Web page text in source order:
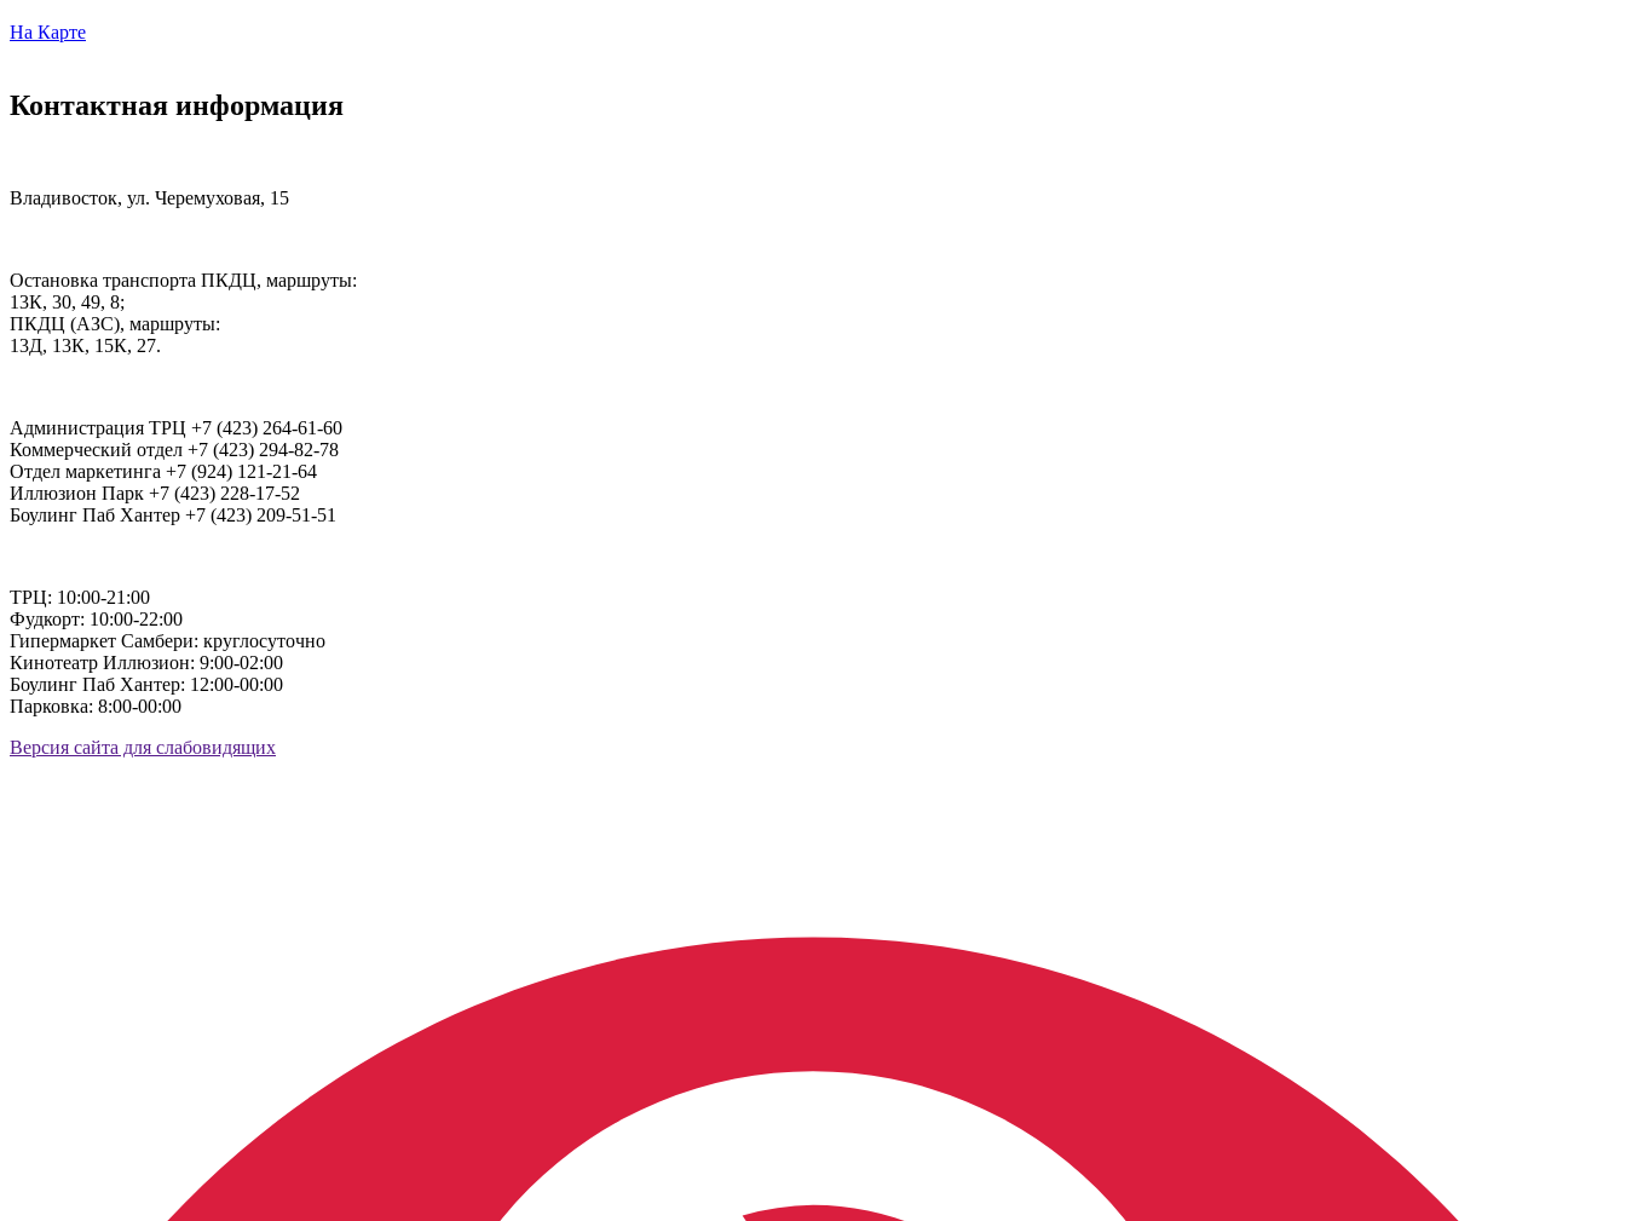
На Карте
Контактная информация
Владивосток, ул. Черемуховая, 15
Остановка транспорта ПКДЦ, маршруты:
13К, 30, 49, 8;
ПКДЦ (АЗС), маршруты:
13Д, 13К, 15К, 27.
Администрация ТРЦ +7 (423) 264-61-60
Коммерческий отдел +7 (423) 294-82-78
Отдел маркетинга +7 (924) 121-21-64
Иллюзион Парк +7 (423) 228-17-52
Боулинг Паб Хантер +7 (423) 209-51-51
ТРЦ: 10:00-21:00
Фудкорт: 10:00-22:00
Гипермаркет Самбери: круглосуточно
Кинотеатр Иллюзион: 9:00-02:00
Боулинг Паб Хантер: 12:00-00:00
Парковка: 8:00-00:00
Версия сайта для слабовидящих